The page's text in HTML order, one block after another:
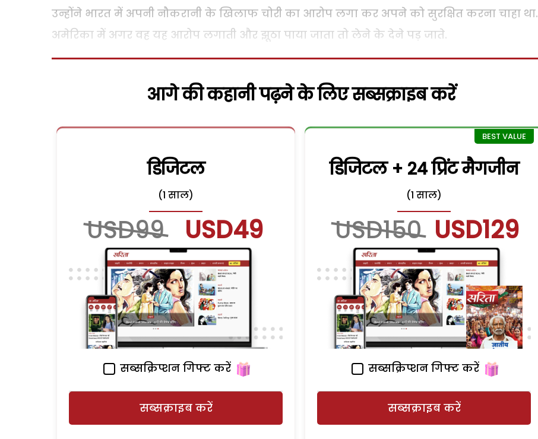
उन्होंने भारत में अपनी नौकरानी के खिलाफ चोरी का आरोप लगा कर अपने को सुरक्षित करना चाहा था.
अमेरिका में अगर वह यह आरोप लगाती और झूठा पाया जाता तो लेने के देने पड़ जाते.
आगे की कहानी पढ़ने के लिए सब्सक्राइब करें
डिजिटल
(1 साल)
USD99 USD49
सब्सक्रिप्शन गिफ्ट करें
सब्सक्राइब करें
डिजिटल + 24 प्रिंट मैगजीन
(1 साल)
USD150 USD129
सब्सक्रिप्शन गिफ्ट करें
सब्सक्राइब करें